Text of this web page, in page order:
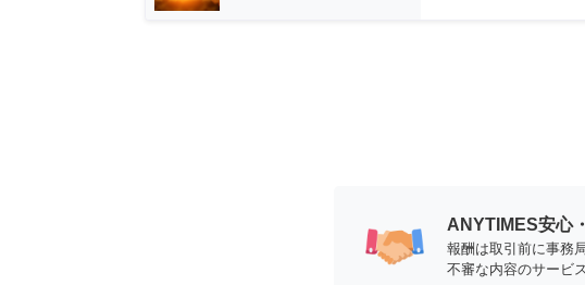
ANYTIMES安心
報酬は取引前に事務
不審な内容のサービ